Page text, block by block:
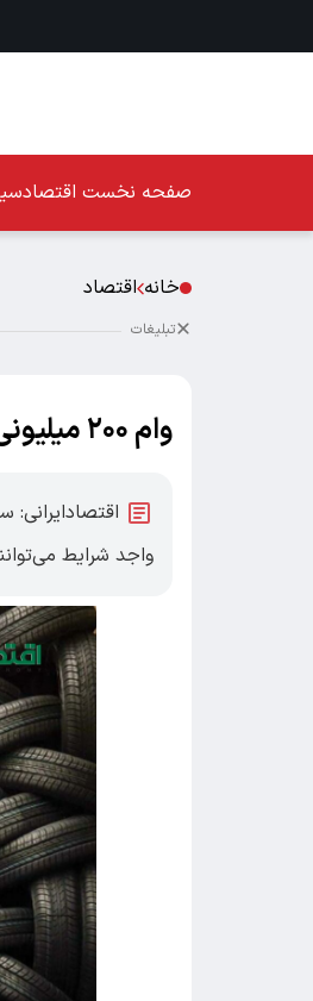
صفحه نخست اقتصاد
خانه اقتصاد
تبلیغات
وام ۲۰۰ میلیونی دولت برای خرید لاستیک ویژه این افراد
واجد شرایط می‌توانند تا سقف ۲۰۰ میلیون تومان برای